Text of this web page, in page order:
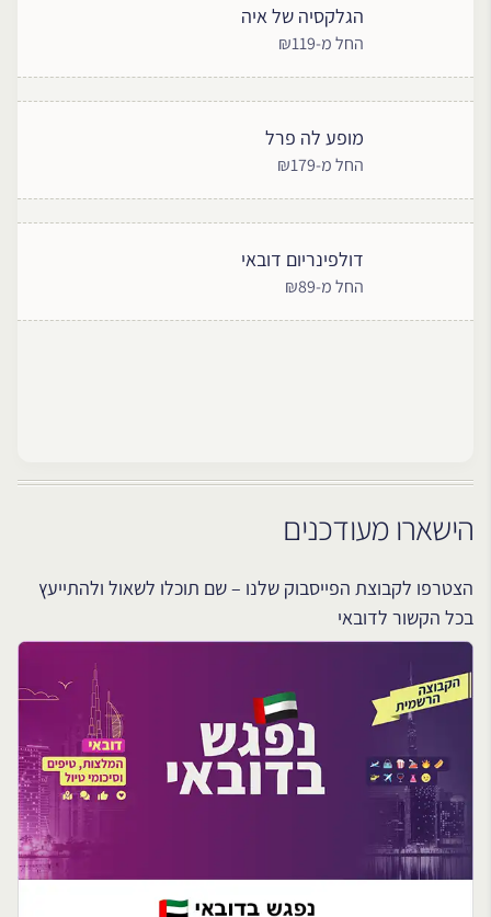
הגלקסיה של איה
החל מ-₪119
מופע לה פרל
החל מ-₪179
דולפינריום דובאי
החל מ-₪89
הישארו מעודכנים
הצטרפו לקבוצת הפייסבוק שלנו – שם תוכלו לשאול ולהתייעץ
בכל הקשור לדובאי